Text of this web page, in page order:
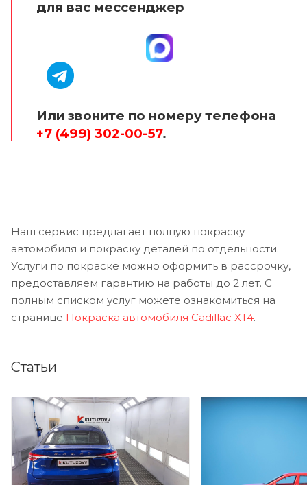
для вас мессенджер
Или звоните по номеру телефона
+7 (499) 302-00-57.
Наш сервис предлагает полную покраску
автомобиля и покраску деталей по отдельности.
Услуги по покраске можно оформить в рассрочку,
предоставляем гарантию на работы до 2 лет. С
полным списком услуг можете ознакомиться на
странице Покраска автомобиля Cadillac XT4.
Статьи